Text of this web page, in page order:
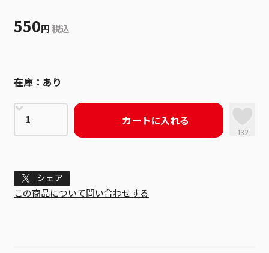
550円 税込
在庫： あり
カートに入れる
132
Tweet
この商品について問い合わせする